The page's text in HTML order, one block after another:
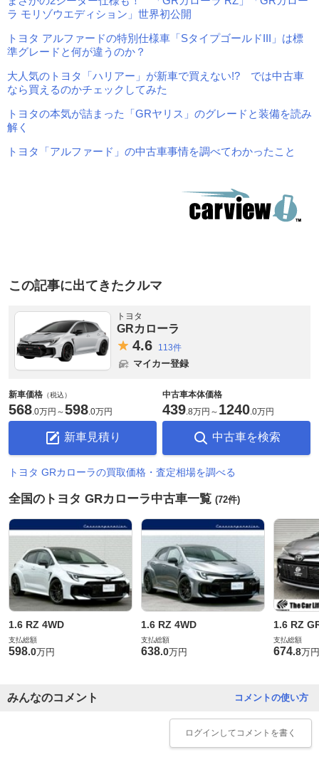
ラ モリゾウエディション」世界初公開
トヨタ アルファードの特別仕様車「SタイプゴールドIII」は標
準グレードと何が違うのか？
大人気のトヨタ「ハリアー」が新車で買えない!? では中古車
なら買えるのかチェックしてみた
トヨタの本気が詰まった「GRヤリス」のグレードと装備を読み
解く
トヨタ「アルファード」の中古車事情を調べてわかったこと
この記事に出てきたクルマ
トヨタ
GRカローラ
4.6 113件
マイカー登録
新車価格 （税込）
568 0万円 ～598 0万円
新車見積り
中古車本体価格
439 8万円 ～ 1240 0万円
中古車を検索
トヨタ GRカローラの買取価格・査定相場を調べる
全国のトヨタ GRカローラ中古車一覧 (72件)
1.6 RZ 4WD
支払総額
598.0万円
1.6 RZ 4WD
支払総額
638.0万円
1.6 RZ
支払総額
674.8万円
コメントの使い方
みんなのコメント
ログイン してコメントを書く